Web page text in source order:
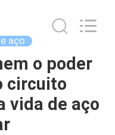
aço
o poder
circuito
vida de aço